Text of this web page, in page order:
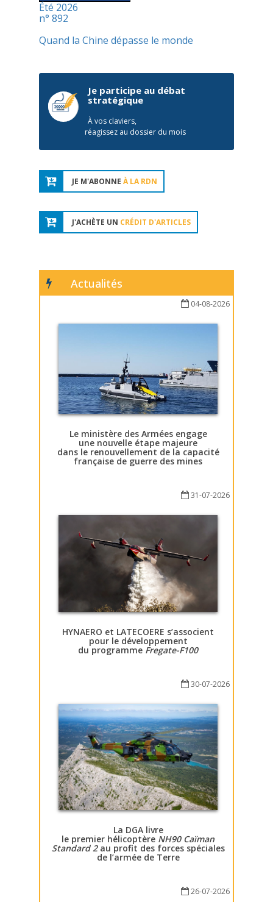
Été 2026
n° 892
Quand la Chine dépasse le monde
Je participe au débat
stratégique
À vos claviers,
réagissez au dossier du mois
JE M'ABONNE À LA RDN
J'ACHÈTE UN CRÉDIT D'ARTICLES
Actualités
04-08-2026
Le ministère des Armées engage
une nouvelle étape majeure
dans le renouvellement de la capacité
française de guerre des mines
31-07-2026
HYNAERO et LATECOERE s’associent
pour le développement
du programme Fregate-F100
30-07-2026
La DGA livre
le premier hélicoptère NH90 Caïman
Standard 2au profit des forces spéciales
de l’armée de Terre
26-07-2026